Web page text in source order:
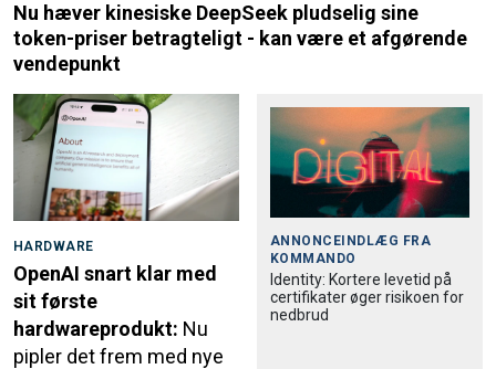
Nu hæver kinesiske DeepSeek pludselig sine
token-priser betragteligt - kan være et afgørende
vendepunkt
HARDWARE
OpenAI snart klar med
sit første
hardwareprodukt: Nu
pipler det frem med nye
ANNONCEINDLÆG FRA
KOMMANDO
Identity: Kortere levetid på
certifikater øger risikoen for
nedbrud